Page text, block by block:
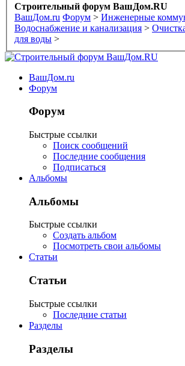
Строительный форум ВашДом.RU
ВашДом.ru Форум > Инженерные
Водоснабжение и канализация >
для воды >
ВашДом.ru
Форум
Форум
Быстрые ссылки
Поиск сообщений
Последние сообщения
Подписаться
Альбомы
Альбомы
Быстрые ссылки
Создать альбом
Посмотреть свои альбомы
Статьи
Статьи
Быстрые ссылки
Последние статьи
Разделы
Разделы